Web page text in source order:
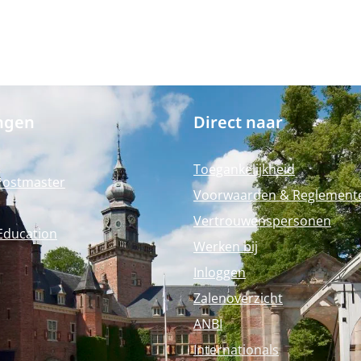
Direct naar
Toegankelijkheid
Voorwaarden &
Vertrouwenspersonen
Werken bij
Inloggen
Zalenoverzicht
ANBI
Internationals